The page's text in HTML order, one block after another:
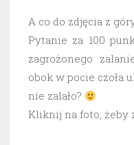
A co do zdjęcia z
Pytanie za 100
zagrożonego
obok w pocie czoła
nie zalało?
Kliknij na foto, żeby